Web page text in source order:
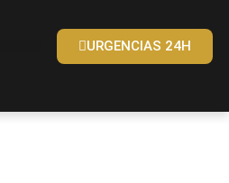
URGENCIAS 24H